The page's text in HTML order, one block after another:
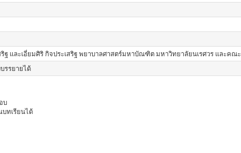
และเอี่ยมศิริ กิจประเสริฐ พยาบาลศาสตร์มหาบัณฑิต มหาวิทยาลัยนเรศวร และคณะ
รรยายได้
บ
บทเรียนได้